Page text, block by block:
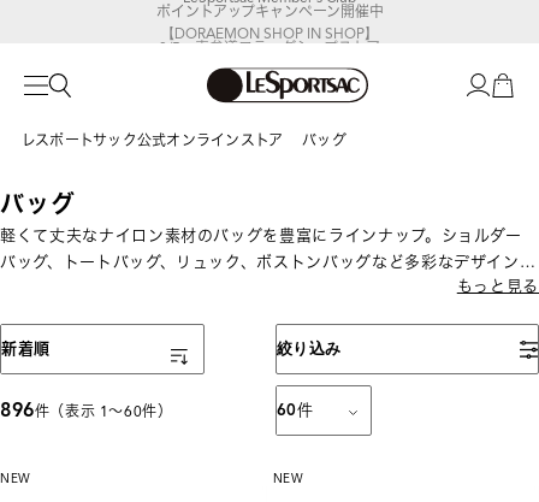
【DORAEMON SHOP IN SHOP】
8/5～表参道フラッグシップストア
レスポートサック公式オンラインストア バッグ
バッグ
軽くて丈夫なナイロン素材のバッグを豊富にラインナップ。ショルダー
バッグ、トートバッグ、リュック、ボストンバッグなど多彩なデザインと
サイズを展開。通勤・通学、旅行、デイリー使いまでさまざまなシーン
もっと見る
絞り込み
896件（表示 1〜60件） 60件
表示順
新着順
NEW NEW